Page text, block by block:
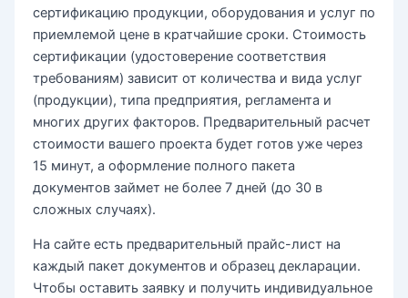
сертификацию продукции, оборудования и услуг по
приемлемой цене в кратчайшие сроки. Стоимость
сертификации (удостоверение соответствия
требованиям) зависит от количества и вида услуг
(продукции), типа предприятия, регламента и
многих других факторов. Предварительный расчет
стоимости вашего проекта будет готов уже через
15 минут, а оформление полного пакета
документов займет не более 7 дней (до 30 в
сложных случаях).
На сайте есть предварительный прайс-лист на
каждый пакет документов и образец декларации.
Чтобы оставить заявку и получить индивидуальное